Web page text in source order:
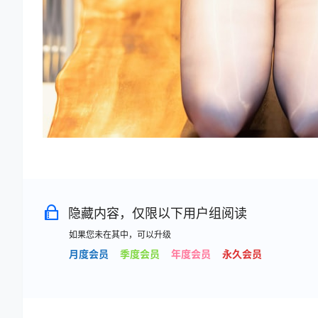
隐藏内容，仅限以下用户组阅读
如果您未在其中，可以升级
月度会员 季度会员 年度会员 永久会员